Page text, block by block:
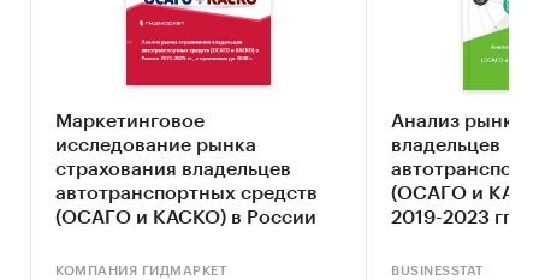
Маркетинговое
исследование рынка
страхования владельцев
автотранспортных средств
(ОСАГО и КАСКО) в России
2030 г. (с обновлением)
КОМПАНИЯ ГИДМАРКЕТ
Анализ рынка
владельцев
(ОСАГО и
2019-2023 гг,
BUSINESSTAT